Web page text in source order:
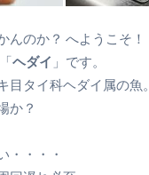
んのか？ へようこそ！
ヘダイ 」です。
目タイ科ヘダイ属の魚。
か？
・・・・